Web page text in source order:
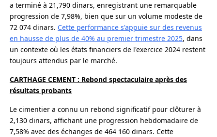
a terminé à 21,790 dinars, enregistrant une remarquable
progression de 7,98%, bien que sur un volume modeste de
72 074 dinars. Cette performance s'appuie sur des revenus
en hausse de plus de 40% au premier trimestre 2025, dans
un contexte où les états financiers de l'exercice 2024 restent
toujours attendus par le marché.
CARTHAGE CEMENT : Rebond spectaculaire après des
résultats probants
Le cimentier a connu un rebond significatif pour clôturer à
2,130 dinars, affichant une progression hebdomadaire de
7,58% avec des échanges de 464 160 dinars. Cette